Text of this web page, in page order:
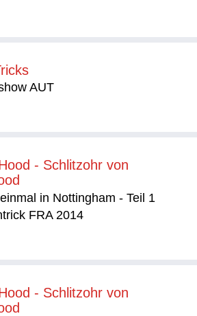
AUT
- Schlitzohr von
in Nottingham - Teil 1
FRA 2014
- Schlitzohr von